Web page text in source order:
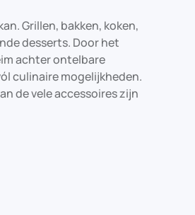
Grillen, bakken, koken,
desserts. Door het
achter ontelbare
culinaire mogelijkheden.
de vele accessoires zijn